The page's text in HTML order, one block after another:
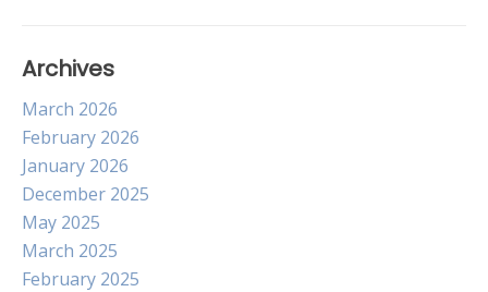
Archives
March 2026
February 2026
January 2026
December 2025
May 2025
March 2025
February 2025